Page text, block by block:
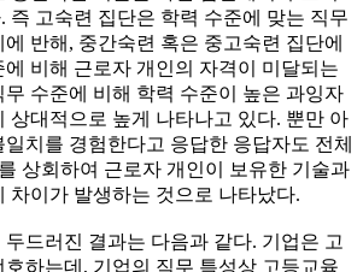
즉 고숙련 집단은 학력 수준에 맞는 직무
반해, 중간숙련 혹은 중고숙련 집단에
비해 근로자 개인의 자격이 미달되는
무 수준에 비해 학력 수준이 높은 과잉자
상대적으로 높게 나타나고 있다. 뿐만 아
치를 경험한다고 응답한 응답자도 전체
상회하여 근로자 개인이 보유한 기술과
차이가 발생하는 것으로 나타났다.
두드러진 결과는 다음과 같다. 기업은 고
호하는데, 기업의 직무 특성상 고등교육